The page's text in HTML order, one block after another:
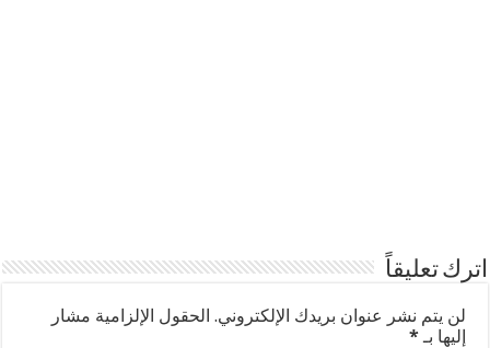
اترك تعليقاً
لن يتم نشر عنوان بريدك الإلكتروني. الحقول الإلزامية مشار
إليها بـ *